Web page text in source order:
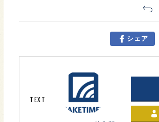
シェア
TEXT